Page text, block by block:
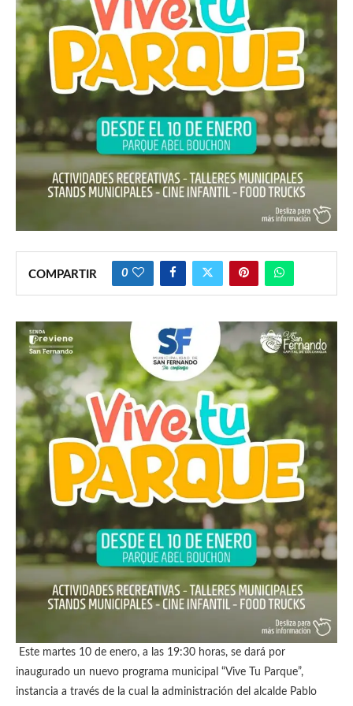
COMPARTIR 0
Este martes 10 de enero, a las 19:30 horas, se dará por
inaugurado un nuevo programa municipal “Vive Tu Parque”,
instancia a través de la cual la administración del alcalde Pablo